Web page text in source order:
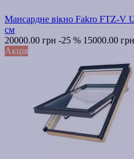
Мансардне вікно Fakro FTZ-V
см
20000.00 грн -25 % 15000.00 грн
Акція